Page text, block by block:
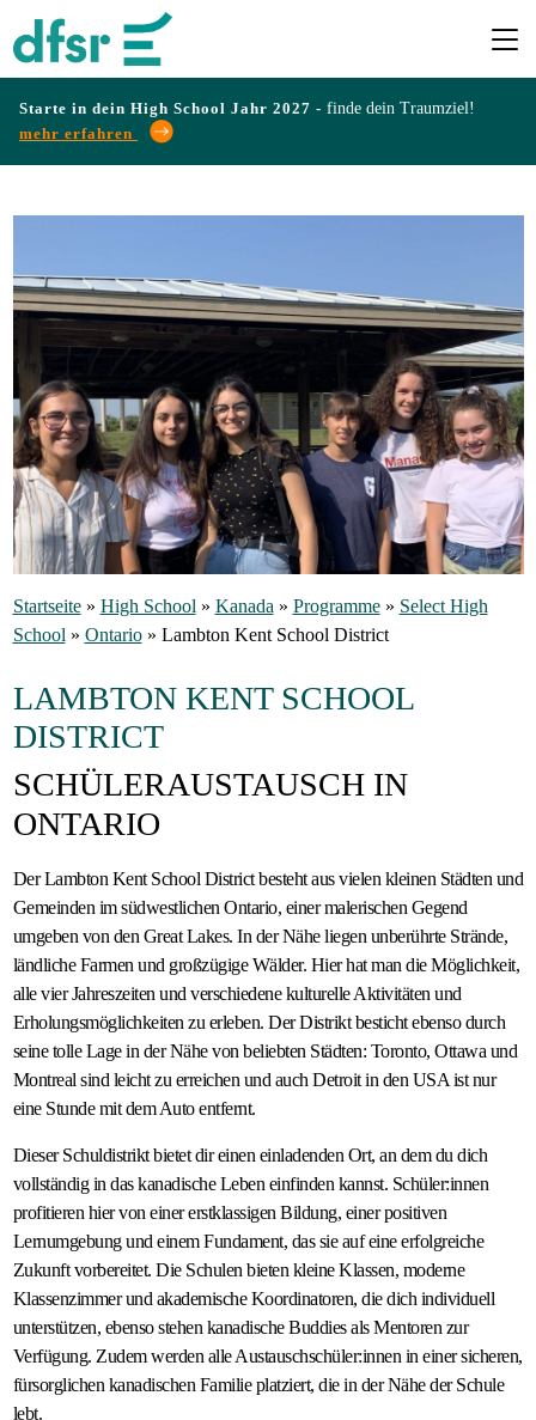
Starte in dein High School Jahr 2027 - finde dein Traumziel!
mehr erfahren
Infos
&
Erfahrungen
Preise
Gastfamilie
werden
Startseite» High School» Kanada» Programme» Select High
School» Ontario» Lambton Kent School District
LAMBTON KENT SCHOOL
DISTRICT
SCHÜLERAUSTAUSCH IN
ONTARIO
Der Lambton Kent School District besteht aus vielen kleinen Städten und
Gemeinden im südwestlichen Ontario, einer malerischen Gegend
umgeben von den Great Lakes. In der Nähe liegen unberührte Strände,
ländliche Farmen und großzügige Wälder. Hier hat man die Möglichkeit,
alle vier Jahreszeiten und verschiedene kulturelle Aktivitäten und
Erholungsmöglichkeiten zu erleben. Der Distrikt besticht ebenso durch
seine tolle Lage in der Nähe von beliebten Städten: Toronto, Ottawa und
Montreal sind leicht zu erreichen und auch Detroit in den USA ist nur
eine Stunde mit dem Auto entfernt.
Dieser Schuldistrikt bietet dir einen einladenden Ort, an dem du dich
vollständig in das kanadische Leben einfinden kannst. Schüler:innen
profitieren hier von einer erstklassigen Bildung, einer positiven
Lernumgebung und einem Fundament, das sie auf eine erfolgreiche
Zukunft vorbereitet. Die Schulen bieten kleine Klassen, moderne
Klassenzimmer und akademische Koordinatoren, die dich individuell
unterstützen, ebenso stehen kanadische Buddies als Mentoren zur
Verfügung. Zudem werden alle Austauschschüler:innen in einer sicheren,
fürsorglichen kanadischen Familie platziert, die in der Nähe der Schule
lebt.